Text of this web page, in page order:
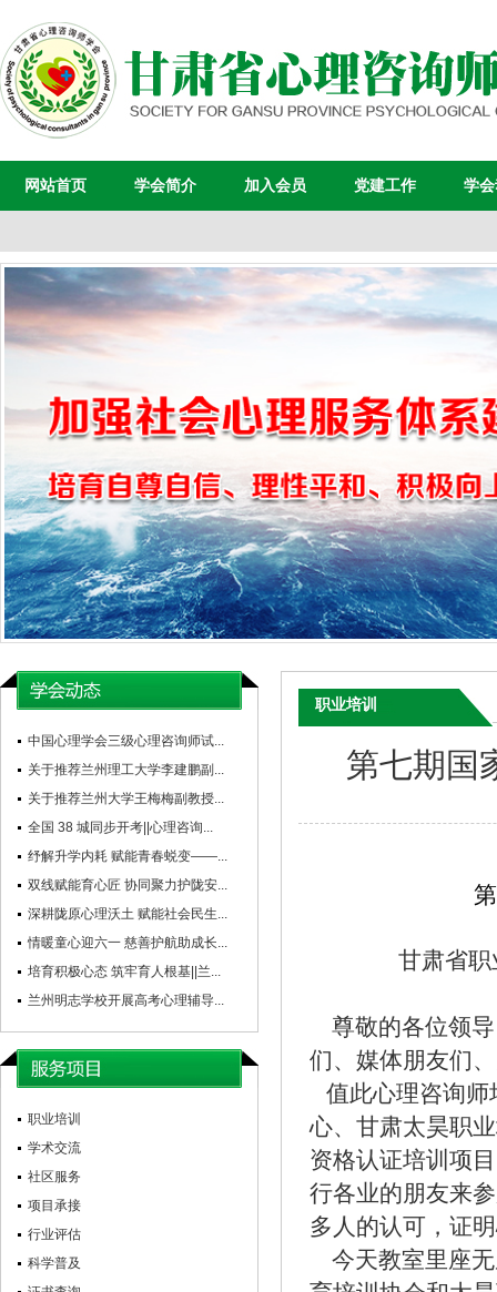
网站首页 学会简介 加入会员 党建工作 学
中国心理学会三级心理咨询师试...
关于推荐兰州理工大学李建鹏副...
关于推荐兰州大学王梅梅副教授...
全国 38 城同步开考||心理咨询...
纾解升学内耗 赋能青春蜕变——...
双线赋能育心匠 协同聚力护陇安...
深耕陇原心理沃土 赋能社会民生...
情暖童心迎六一 慈善护航助成长...
培育积极心态 筑牢育人根基||兰...
兰州明志学校开展高考心理辅导...
职业培训
学术交流
社区服务
项目承接
行业评估
科学普及
职业培训
第七期国
甘肃省职业与
尊敬的各位领导
们、媒体朋友们
值此心理咨询师
心、甘肃太昊职
资格认证培训项
行各业的朋友来
多人的认可，证
今天教室里座无